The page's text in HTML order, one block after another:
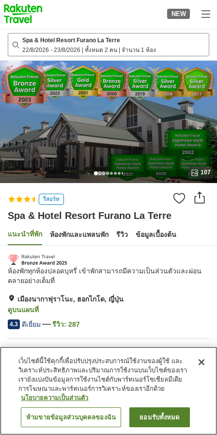
to
top
page
NEW
Spa & Hotel Resort Furano La Terre
22/8/2026 - 23/8/2026 ทั้งหมด 2 คน จำนวน 1 ห้อง
107
รีสอร์ท
Spa & Hotel Resort Furano La Terre
แนะนำที่พัก ห้องพักและแพลนพัก รีวิว ข้อมูลเบื้องต้น
ห้องพักทุกห้องปลอดบุหรี่ เข้าพักสามารถมีความเป็นส่วนตัวและผ่อน
คลายอย่างเต็มที่
เมืองนากาฟุราโนะ, ฮอกไกโด, ญี่ปุ่น
ดูบนแผนที่
4.3 ดีเยี่ยม รีวิว: 287
ที่จอดรถ
อ่างน้ำวน
ซาวน่า
ร้านอาหาร
หน้าแรก ญี่ปุ่น ฮอกไกโด
Spa & Hotel Resort Furano La Terre
ค้นหาห้องพัก
เว็บไซต์นี้ใช้คุกกี้เพื่อปรับปรุงประสบการณ์ใช้งานของผู้ใช้ และ
วิเคราะห์ประสิทธิภาพและปริมาณการใช้งานบนเว็บไซต์ของเรา
เรายังแบ่งปันข้อมูลการใช้งานไซต์กับพาร์ทเนอร์โซเชียลมีเดีย
การโฆษณาและพาร์ทเนอร์การวิเคราะห์ของเราอีกด้วย
นโยบายความเป็นส่วนตัว
ห้ามขายข้อมูลส่วนบุคคลของฉัน ยอมรับทั้งหมด